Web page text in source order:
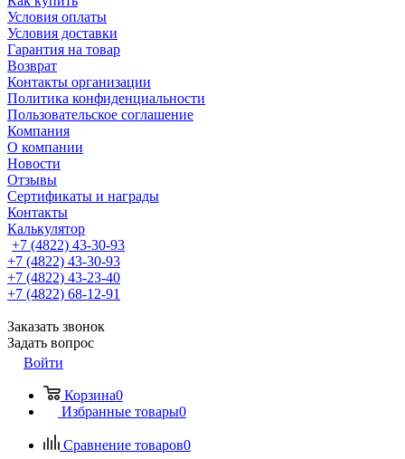
Условия оплаты
Условия доставки
Гарантия на товар
Возврат
Контакты организации
Политика конфиденциальности
Пользовательское соглашение
Компания
О компании
Новости
Отзывы
Сертификаты и награды
Контакты
Калькулятор
+7 (4822) 43-30-93
+7 (4822) 43-30-93
+7 (4822) 43-23-40
+7 (4822) 68-12-91
Заказать звонок
Задать вопрос
Войти
Корзина0
Избранные товары0
Сравнение товаров0